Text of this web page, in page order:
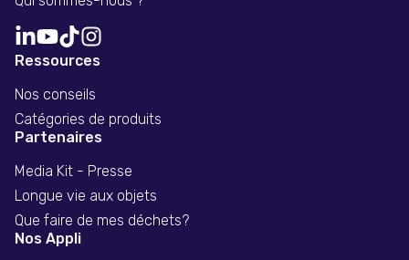
Ressources
Nos conseils
Catégories de produits
Partenaires
Media Kit - Presse
Longue vie aux objets
Que faire de mes déchets?
Nos Appli